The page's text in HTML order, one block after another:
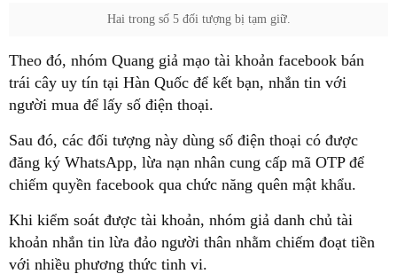
Hai trong số 5 đối tượng bị tạm giữ.
Theo đó, nhóm Quang giả mạo tài khoản facebook bán
trái cây uy tín tại Hàn Quốc để kết bạn, nhắn tin với
người mua để lấy số điện thoại.
Sau đó, các đối tượng này dùng số điện thoại có được
đăng ký WhatsApp, lừa nạn nhân cung cấp mã OTP để
chiếm quyền facebook qua chức năng quên mật khẩu.
Khi kiểm soát được tài khoản, nhóm giả danh chủ tài
khoản nhắn tin lừa đảo người thân nhằm chiếm đoạt tiền
với nhiều phương thức tinh vi.